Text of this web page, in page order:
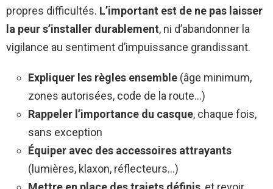
propres difficultés. L’important est de ne pas laisser
la peur s’installer durablement, ni d’abandonner la
vigilance au sentiment d’impuissance grandissant.
Expliquer les règles ensemble (âge minimum,
zones autorisées, code de la route…)
Rappeler l’importance du casque, chaque fois,
sans exception
Équiper avec des accessoires attrayants
(lumières, klaxon, réflecteurs…)